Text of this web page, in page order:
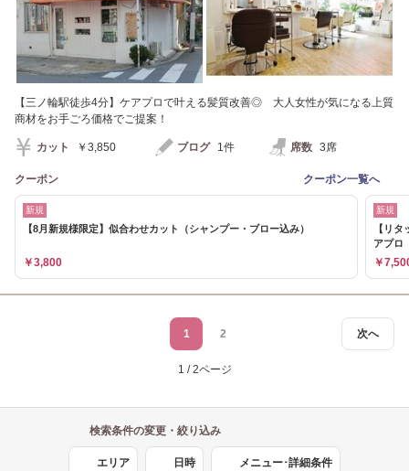
【三ノ輪駅徒歩4分】ケアプロで叶える髪質改善◎ 大人女性が気になる上質
商材をお手ごろ価格でご提案！
カット ￥3,850 ブログ 1件 席数 3席
クーポン クーポン一覧へ
新規
【8月新規様限定】似合わせカット（シャンプー・ブロー込み）
￥3,800
新規
【リ
アプ
￥
次へ
1 2
1 / 2ページ
検索条件の変更・絞り込み
エリア 日時 メニュー･詳細条件